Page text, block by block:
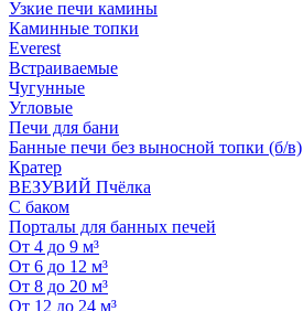
Узкие печи камины
Каминные топки
Everest
Встраиваемые
Чугунные
Угловые
Печи для бани
Банные печи без выносной топки (б/в)
Кратер
ВЕЗУВИЙ Пчёлка
С баком
Порталы для банных печей
От 4 до 9 м³
От 6 до 12 м³
От 8 до 20 м³
От 12 до 24 м³